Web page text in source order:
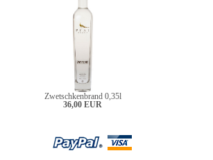
Zwetschkenbrand 0,35l
36,00 EUR